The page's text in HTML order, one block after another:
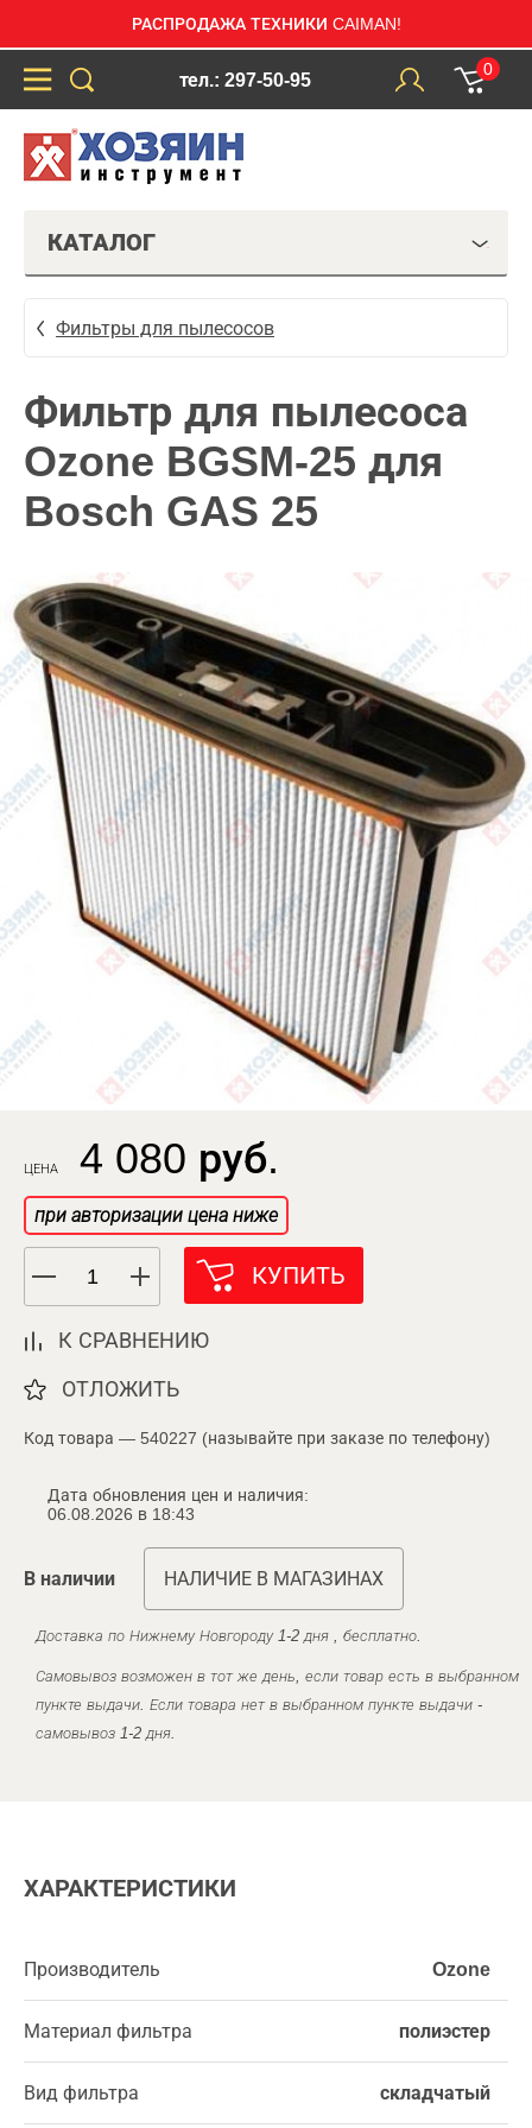
РАСПРОДАЖА ТЕХНИКИ CAIMAN!
тел.: 297-50-95
0
КАТАЛОГ
Фильтры для пылесосов
Фильтр для пылесоса
Ozone BGSM-25 для
Bosch GAS 25
ЦЕНА 4 080 руб.
при авторизации цена ниже
КУПИТЬ
К СРАВНЕНИЮ
ОТЛОЖИТЬ
Код товара — 540227 (называйте при заказе по телефону)
Дата обновления цен и наличия:
06.08.2026 в 18:43
В наличии НАЛИЧИЕ В МАГАЗИНАХ
Доставка по Нижнему Новгороду 1-2 дня , бесплатно.
Самовывоз возможен в тот же день, если товар есть в выбранном
пункте выдачи. Если товара нет в выбранном пункте выдачи -
самовывоз 1-2 дня.
ХАРАКТЕРИСТИКИ
Производитель Ozone
Материал фильтра полиэстер
Вид фильтра складчатый